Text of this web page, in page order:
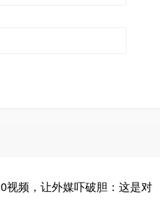
视频，让外媒吓破胆：这是对